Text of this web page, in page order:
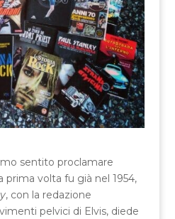
sentito proclamare
prima volta fu già nel 1954,
, con la redazione
pelvici di Elvis, diede